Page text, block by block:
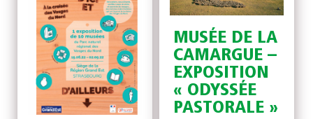
MUSÉE DE LA
CAMARGUE –
EXPOSITION
« ODYSSÉE
PASTORALE »